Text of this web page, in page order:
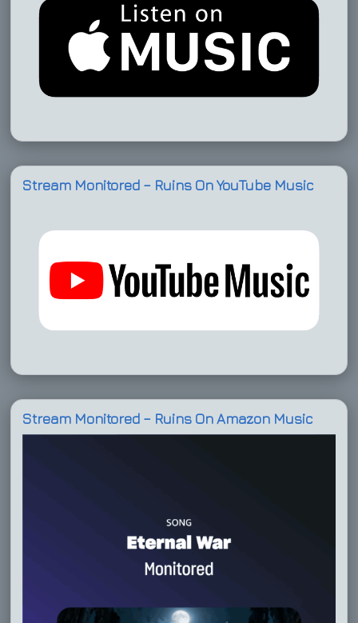
Stream Monitored – Ruins On YouTube Music
Stream Monitored – Ruins On Amazon Music